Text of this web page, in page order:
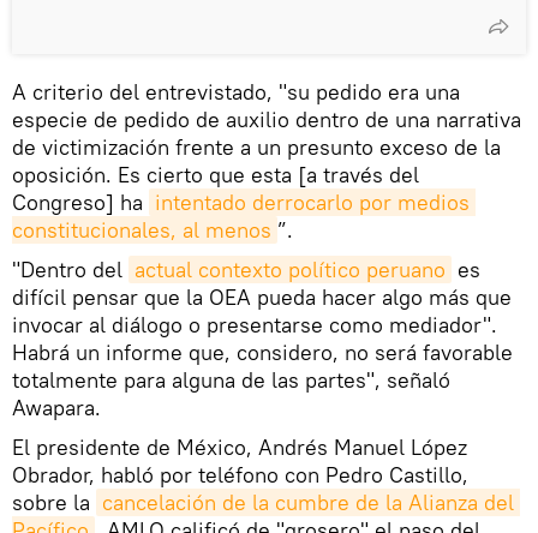
A criterio del entrevistado, "su pedido era una
especie de pedido de auxilio dentro de una narrativa
de victimización frente a un presunto exceso de la
oposición. Es cierto que esta [a través del
Congreso] ha intentado derrocarlo por medios
constitucionales, al menos ”.
"Dentro del actual contexto político peruano es
difícil pensar que la OEA pueda hacer algo más que
invocar al diálogo o presentarse como mediador".
Habrá un informe que, considero, no será favorable
totalmente para alguna de las partes", señaló
Awapara.
El presidente de México, Andrés Manuel López
Obrador, habló por teléfono con Pedro Castillo,
sobre la cancelación de la cumbre de la Alianza del